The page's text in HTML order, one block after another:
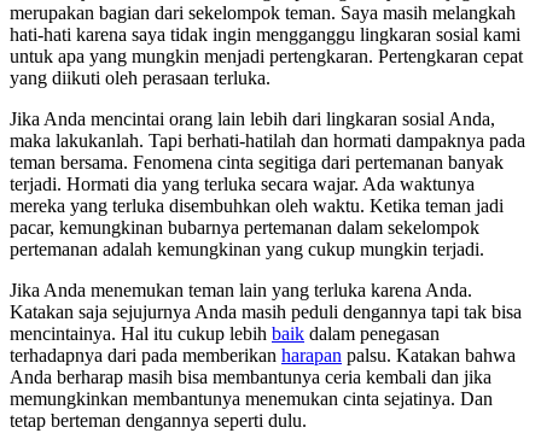
merupakan bagian dari sekelompok teman. Saya masih melangkah
hati-hati karena saya tidak ingin mengganggu lingkaran sosial kami
untuk apa yang mungkin menjadi pertengkaran. Pertengkaran cepat
yang diikuti oleh perasaan terluka.
Jika Anda mencintai orang lain lebih dari lingkaran sosial Anda,
maka lakukanlah. Tapi berhati-hatilah dan hormati dampaknya pada
teman bersama. Fenomena cinta segitiga dari pertemanan banyak
terjadi. Hormati dia yang terluka secara wajar. Ada waktunya
mereka yang terluka disembuhkan oleh waktu. Ketika teman jadi
pacar, kemungkinan bubarnya pertemanan dalam sekelompok
pertemanan adalah kemungkinan yang cukup mungkin terjadi.
Jika Anda menemukan teman lain yang terluka karena Anda.
Katakan saja sejujurnya Anda masih peduli dengannya tapi tak bisa
mencintainya. Hal itu cukup lebih baik dalam penegasan
terhadapnya dari pada memberikan harapan palsu. Katakan bahwa
Anda berharap masih bisa membantunya ceria kembali dan jika
memungkinkan membantunya menemukan cinta sejatinya. Dan
tetap berteman dengannya seperti dulu.